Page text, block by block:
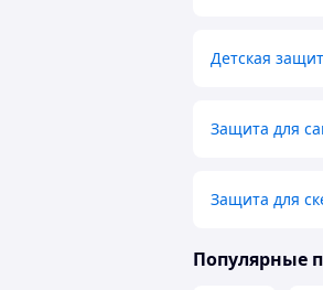
Детская
Защита для
Защита для
Популярные